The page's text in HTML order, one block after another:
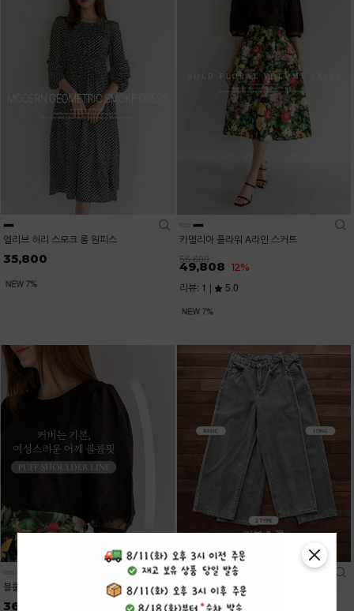
엘리브 허리 스모크 롱 원피스
35,800
카멜리아 플라워 A라인 스커트
56,600
49,808 12%
리뷰: 1 | 5.0
블룸레이스 7부 퍼프 블라우스
36,200
데이즈 7컬러 롱,숏 일자 와이드진
34,900